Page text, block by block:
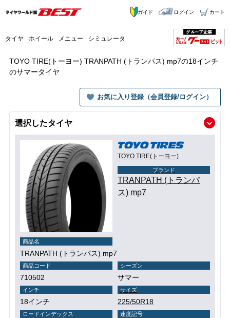
タイヤ ホイール メニュー シミュレータ
ガイド ログイン カート
TOYO TIRE(トーヨー) TRANPATH (トランパス) mp7の18インチ
のサマータイヤ
お気に入り登録（会員登録/ログイン）
選択したタイヤ
TOYO TIRE(トーヨー)
ブランド
TRANPATH (トランパ
ス) mp7
商品名
TRANPATH (トランパス) mp7
商品コード
710502
シーズン
サマー
インチ
18インチ
サイズ
225/50R18
ロードインデックス 速度記号